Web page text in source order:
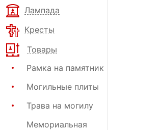
Лампада
Кресты
Товары
Рамка на памятник
Могильные плиты
Трава на могилу
Мемориальная